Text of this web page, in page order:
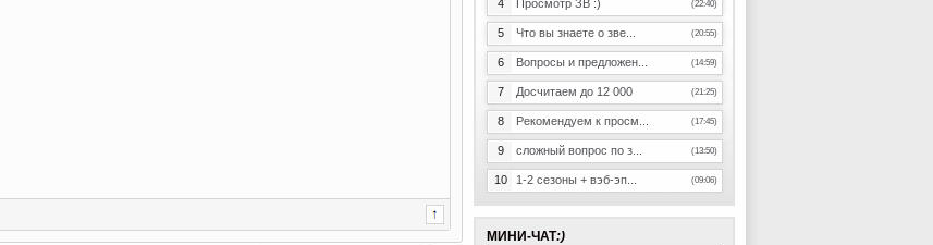
4 Просмотр ЗВ :) (22:40)
5 Что вы знаете о зве... (20:55)
6 Вопросы и предложен... (14:59)
7 Досчитаем до 12 000 (21:25)
8 Рекомендуем к просм... (17:45)
9 сложный вопрос по з... (13:50)
10 1-2 сезоны + вэб-эп... (09:06)
МИНИ-ЧАТ:)